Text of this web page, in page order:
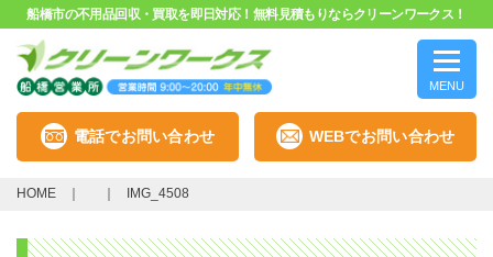
船橋市の不用品回収・買取を即日対応！無料見積もりならクリーンワークス！
MENU
電話でお問い合わせ WEBでお問い合わせ
HOME IMG_4508